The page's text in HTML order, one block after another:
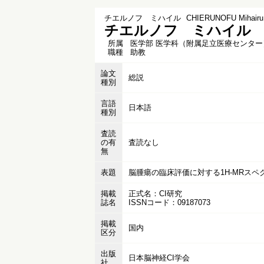
チエルノフ ミハイル CHIERUNOFU Mihairu
チエルノフ ミハイル
所属
医学部 医学科（附属足立医療センター
職種
助教
論文
種別
総説
言語
種別
日本語
査読
の有
無
査読なし
表題 脳腫瘍の臨床評価に対する1H-MRスペ
掲載
誌名
正式名：CI研究
ISSNコード：09187073
掲載
区分
国内
出版
日本脳神経CI学会